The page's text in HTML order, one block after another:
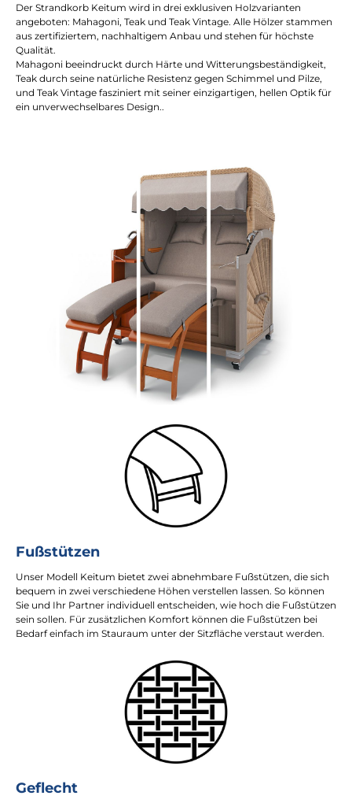
Der Strandkorb Keitum wird in drei exklusiven Holzvarianten
angeboten: Mahagoni, Teak und Teak Vintage. Alle Hölzer stammen
aus zertifiziertem, nachhaltigem Anbau und stehen für höchste
Qualität.
Mahagoni beeindruckt durch Härte und Witterungsbeständigkeit,
Teak durch seine natürliche Resistenz gegen Schimmel und Pilze,
und Teak Vintage fasziniert mit seiner einzigartigen, hellen Optik für
ein unverwechselbares Design..
Fußstützen
Unser Modell Keitum bietet zwei abnehmbare Fußstützen, die sich
bequem in zwei verschiedene Höhen verstellen lassen. So können
Sie und Ihr Partner individuell entscheiden, wie hoch die Fußstützen
sein sollen. Für zusätzlichen Komfort können die Fußstützen bei
Bedarf einfach im Stauraum unter der Sitzfläche verstaut werden.
Geflecht